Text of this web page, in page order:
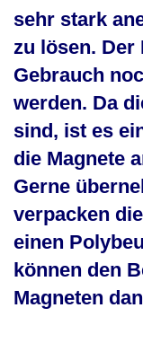
sehr stark
zu lösen. Der
Gebrauch
werden. Da
sind, ist es
die Magnete
Gerne
verpacken
einen
können den
Magneten